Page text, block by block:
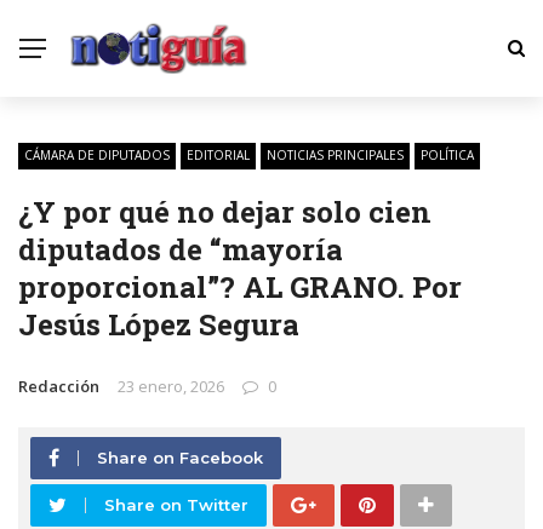
CÁMARA DE DIPUTADOS EDITORIAL NOTICIAS PRINCIPALES POLÍTICA
¿Y por qué no dejar solo cien
diputados de “mayoría
proporcional”? AL GRANO. Por
Jesús López Segura
Redacción 23 enero, 2026 0
Share on Facebook
Share on Twitter